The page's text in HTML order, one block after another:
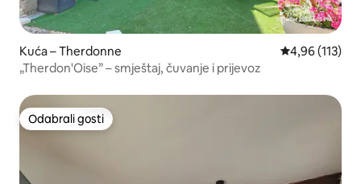
Kuća – Therdonne Prosječna
4,96 (113)
„Therdon'Oise” – smještaj, čuvanje i prijevoz
Odabrali gosti
Odabrali gosti